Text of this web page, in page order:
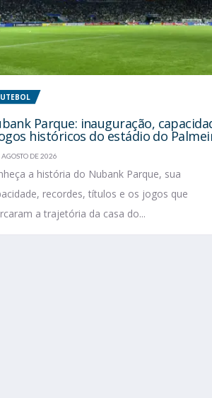
Parque: inauguração,
históricos do estádio do
AGOSTO DE 2026
a história do Nubank Parque, sua
recordes, títulos e os jogos que
a trajetória da casa do...